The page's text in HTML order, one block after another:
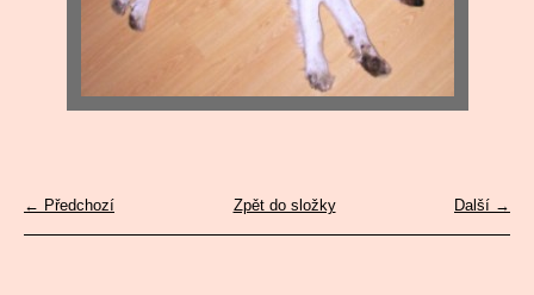
← Předchozí Další →
Zpět do složky